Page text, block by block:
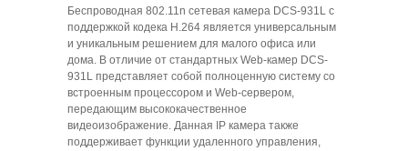
Беспроводная 802.11n сетевая камера DCS-931L с
поддержкой кодека H.264 является универсальным
и уникальным решением для малого офиса или
дома. В отличие от стандартных Web-камер DCS-
931L представляет собой полноценную систему со
встроенным процессором и Web-сервером,
передающим высококачественное
видеоизображение. Данная IP камера также
поддерживает функции удаленного управления,